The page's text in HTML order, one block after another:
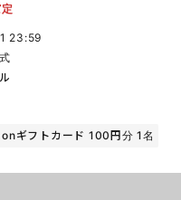
23:59
ギフトカード 100円分 1名